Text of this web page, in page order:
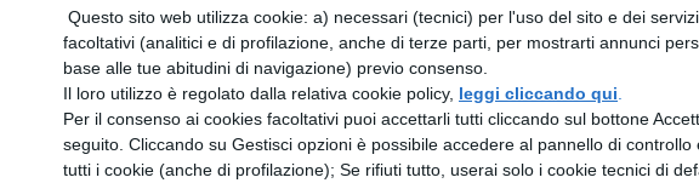
Questo sito web utilizza cookie: a) necessari (tecnici) per l'uso del sito e dei
facoltativi (analitici e di profilazione, anche di terze parti, per mostrarti annunci
base alle tue abitudini di navigazione) previo consenso.
Il loro utilizzo è regolato dalla relativa cookie policy, leggi cliccando qui.
Per il consenso ai cookies facoltativi puoi accettarli tutti cliccando sul bottone
seguito. Cliccando su Gestisci opzioni è possibile accedere al pannello di controllo
tutti i cookie (anche di profilazione); Se rifiuti tutto, userai solo i cookie tecnici di
Nettuno il dio del mare
LETTERATURA LATINA
L'Egitto